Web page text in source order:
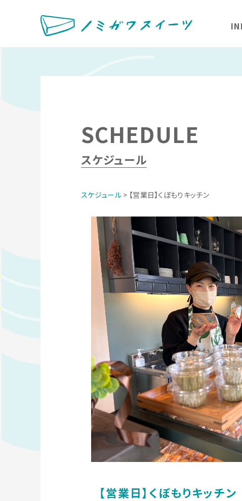
SCHEDULE
スケジュール
スケジュール> 【営業日】くぼもりキッチン
【営業日】くぼもりキッチン